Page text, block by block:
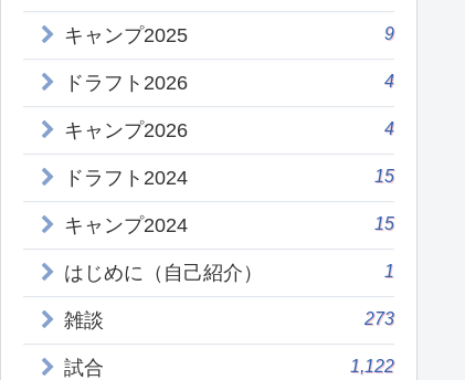
キャンプ2025 9
ドラフト2026 4
キャンプ2026 4
ドラフト2024 15
キャンプ2024 15
はじめに（自己紹介） 1
雑談 273
試合 1,122